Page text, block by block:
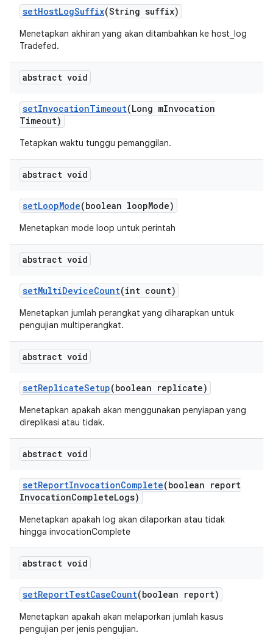
setHostLogSuffix(String suffix)
Menetapkan akhiran yang akan ditambahkan ke host_log
Tradefed.
abstract void
setInvocationTimeout(Long mInvocation
Timeout)
Tetapkan waktu tunggu pemanggilan.
abstract void
setLoopMode(boolean loopMode)
Menetapkan mode loop untuk perintah
abstract void
setMultiDeviceCount(int count)
Menetapkan jumlah perangkat yang diharapkan untuk
pengujian multiperangkat.
abstract void
setReplicateSetup(boolean replicate)
Menetapkan apakah akan menggunakan penyiapan yang
direplikasi atau tidak.
abstract void
setReportInvocationComplete(boolean report
InvocationCompleteLogs)
Menetapkan apakah log akan dilaporkan atau tidak
hingga invocationComplete
abstract void
setReportTestCaseCount(boolean report)
Menetapkan apakah akan melaporkan jumlah kasus
pengujian per jenis pengujian.